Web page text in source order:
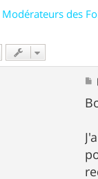
Modérateurs des
e
s
s